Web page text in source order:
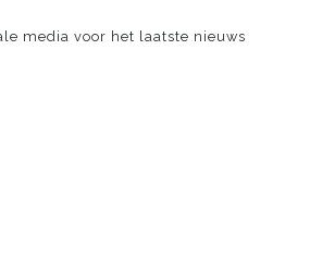
media voor het laatste nieuws